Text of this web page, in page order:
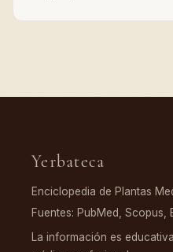
Yerbateca
Enciclopedia de Plantas
Fuentes: PubMed, Scopus,
La información es